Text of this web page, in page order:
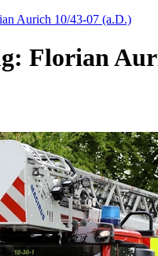
Aurich 10/43-07 (a.D.)
Florian